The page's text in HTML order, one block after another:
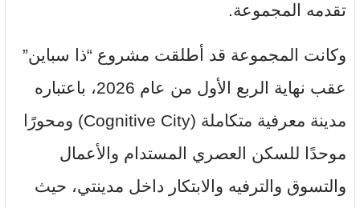
تقدمه المجموعة.
وكانت المجموعة قد أطلقت مشروع “ذا سباين”
عقب نهاية الربع الأول من عام 2026، باعتباره
مدينة معرفية متكاملة (Cognitive City) ومحورًا
موحدًا للسكن العصري المستدام والأعمال
والتسوق والترفيه والابتكار داخل مدينتي، حيث